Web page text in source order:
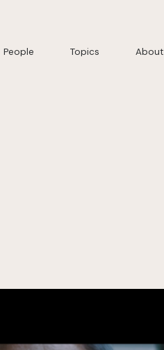
People Topics About